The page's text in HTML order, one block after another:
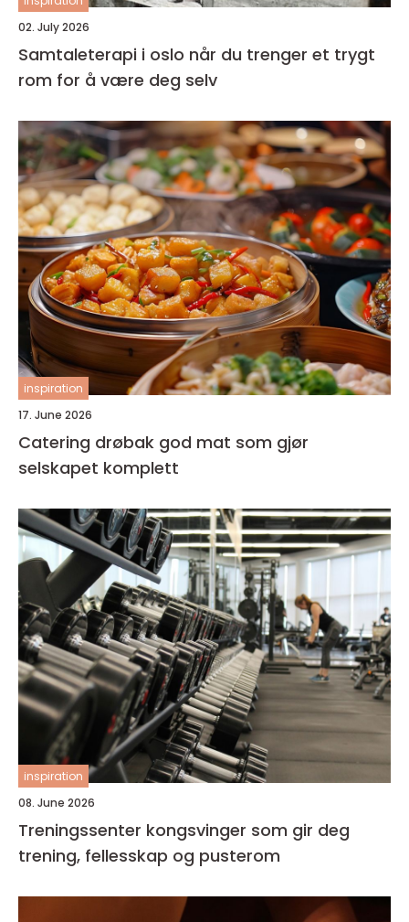
02. July 2026
Samtaleterapi i oslo når du trenger et trygt
rom for å være deg selv
inspiration
17. June 2026
Catering drøbak god mat som gjør
selskapet komplett
inspiration
08. June 2026
Treningssenter kongsvinger som gir deg
trening, fellesskap og pusterom